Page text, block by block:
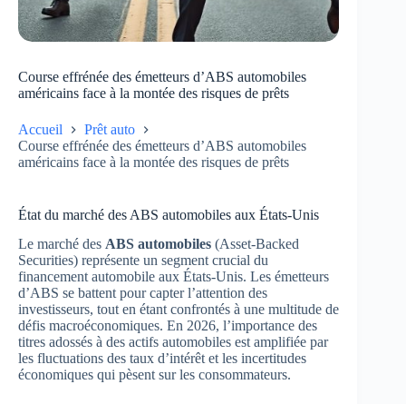
Course effrénée des émetteurs d’ABS automobiles
américains face à la montée des risques de prêts
Accueil
Prêt auto
Course effrénée des émetteurs d’ABS automobiles
américains face à la montée des risques de prêts
État du marché des ABS automobiles aux États-Unis
Le marché des ABS automobiles (Asset-Backed
Securities) représente un segment crucial du
financement automobile aux États-Unis. Les émetteurs
d’ABS se battent pour capter l’attention des
investisseurs, tout en étant confrontés à une multitude de
défis macroéconomiques. En 2026, l’importance des
titres adossés à des actifs automobiles est amplifiée par
les fluctuations des taux d’intérêt et les incertitudes
économiques qui pèsent sur les consommateurs.